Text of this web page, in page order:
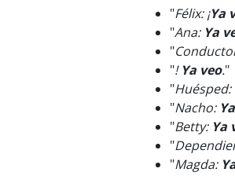
"Félix: ¡Ya
"Ana: Ya
"
"! Ya veo."
"Huésped:
"Nacho:
"Betty: Ya
"
"Magda: